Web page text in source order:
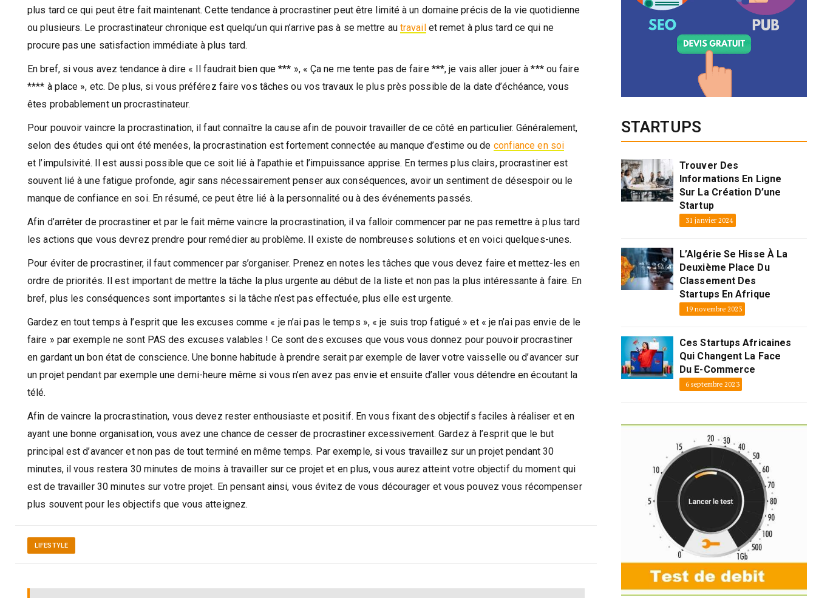
plus tard ce qui peut être fait maintenant. Cette tendance à procrastiner peut être limité à un domaine précis de la vie quotidienne
ou plusieurs. Le procrastinateur chronique est quelqu’un qui n’arrive pas à se mettre au travailet remet à plus tard ce qui ne
procure pas une satisfaction immédiate à plus tard.
En bref, si vous avez tendance à dire « Il faudrait bien que *** », « Ça ne me tente pas de faire ***, je vais aller jouer à *** ou faire
**** à place », etc. De plus, si vous préférez faire vos tâches ou vos travaux le plus près possible de la date d’échéance, vous
êtes probablement un procrastinateur.
Pour pouvoir vaincre la procrastination, il faut connaître la cause afin de pouvoir travailler de ce côté en particulier. Généralement,
selon des études qui ont été menées, la procrastination est fortement connectée au manque d’estime ou de confiance en soi
et l’impulsivité. Il est aussi possible que ce soit lié à l’apathie et l’impuissance apprise. En termes plus clairs, procrastiner est
souvent lié à une fatigue profonde, agir sans nécessairement penser aux conséquences, avoir un sentiment de désespoir ou le
manque de confiance en soi. En résumé, ce peut être lié à la personnalité ou à des événements passés.
Afin d’arrêter de procrastiner et par le fait même vaincre la procrastination, il va falloir commencer par ne pas remettre à plus tard
les actions que vous devrez prendre pour remédier au problème. Il existe de nombreuses solutions et en voici quelques-unes.
Pour éviter de procrastiner, il faut commencer par s’organiser. Prenez en notes les tâches que vous devez faire et mettez-les en
ordre de priorités. Il est important de mettre la tâche la plus urgente au début de la liste et non pas la plus intéressante à faire. En
bref, plus les conséquences sont importantes si la tâche n’est pas effectuée, plus elle est urgente.
Gardez en tout temps à l’esprit que les excuses comme « je n’ai pas le temps », « je suis trop fatigué » et « je n’ai pas envie de le
faire » par exemple ne sont PAS des excuses valables ! Ce sont des excuses que vous vous donnez pour pouvoir procrastiner
en gardant un bon état de conscience. Une bonne habitude à prendre serait par exemple de laver votre vaisselle ou d’avancer sur
un projet pendant par exemple une demi-heure même si vous n’en avez pas envie et ensuite d’aller vous détendre en écoutant la
télé.
Afin de vaincre la procrastination, vous devez rester enthousiaste et positif. En vous fixant des objectifs faciles à réaliser et en
ayant une bonne organisation, vous avez une chance de cesser de procrastiner excessivement. Gardez à l’esprit que le but
principal est d’avancer et non pas de tout terminé en même temps. Par exemple, si vous travaillez sur un projet pendant 30
minutes, il vous restera 30 minutes de moins à travailler sur ce projet et en plus, vous aurez atteint votre objectif du moment qui
est de travailler 30 minutes sur votre projet. En pensant ainsi, vous évitez de vous décourager et vous pouvez vous récompenser
plus souvent pour les objectifs que vous atteignez.
LIFESTYLE
STARTUPS
Trouver Des
Informations En Ligne
Sur La Création D’une
Startup
31 janvier 2024
L’Algérie Se Hisse À La
Deuxième Place Du
Classement Des
Startups En Afrique
19 novembre 2023
Ces Startups Africaines
Qui Changent La Face
Du E-Commerce
6 septembre 2023